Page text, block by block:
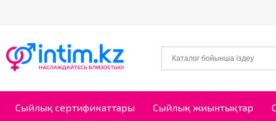
Сыйлық сертификаттары Сыйлық жиынтықтар